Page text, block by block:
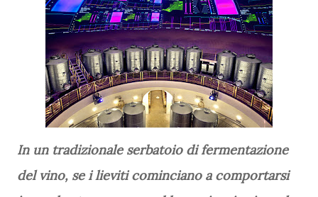
In un tradizionale serbatoio di fermentazione
del vino, se i lieviti cominciano a comportarsi